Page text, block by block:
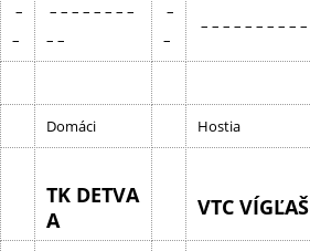
–
–
– – – – – – – –
– –
–
–
– – – – – – – – – –
Domáci Hostia
TK DETVA
A
VTC VÍGĽAŠ